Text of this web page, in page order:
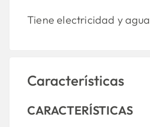
Tiene electricidad y
Características
CARACTERÍSTICAS